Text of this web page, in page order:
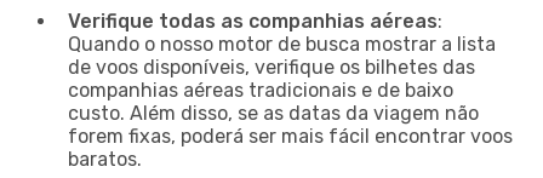
Verifique todas as companhias aéreas:
Quando o nosso motor de busca mostrar a lista
de voos disponíveis, verifique os bilhetes das
companhias aéreas tradicionais e de baixo
custo. Além disso, se as datas da viagem não
forem fixas, poderá ser mais fácil encontrar voos
baratos.